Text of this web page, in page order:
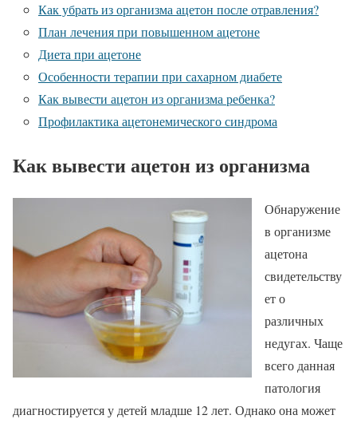
Как убрать из организма ацетон после отравления?
План лечения при повышенном ацетоне
Диета при ацетоне
Особенности терапии при сахарном диабете
Как вывести ацетон из организма ребенка?
Профилактика ацетонемического синдрома
Как вывести ацетон из организма
Обнаружение
в организме
ацетона
свидетельству
ет о
различных
недугах. Чаще
всего данная
патология
диагностируется у детей младше 12 лет. Однако она может